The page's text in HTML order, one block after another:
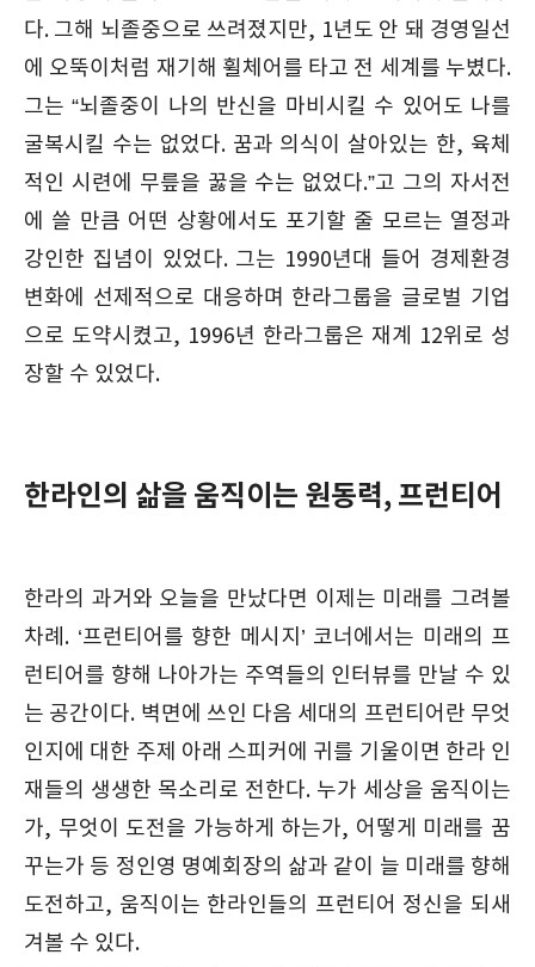
다. 그해 뇌졸중으로 쓰려졌지만, 1년도 안 돼 경영일선
에 오뚝이처럼 재기해 휠체어를 타고 전 세계를 누볐다.
그는 “뇌졸중이 나의 반신을 마비시킬 수 있어도 나를
굴복시킬 수는 없었다. 꿈과 의식이 살아있는 한, 육체
적인 시련에 무릎을 꿇을 수는 없었다.”고 그의 자서전
에 쓸 만큼 어떤 상황에서도 포기할 줄 모르는 열정과
강인한 집념이 있었다. 그는 1990년대 들어 경제환경
변화에 선제적으로 대응하며 한라그룹을 글로벌 기업
으로 도약시켰고, 1996년 한라그룹은 재계 12위로 성
장할 수 있었다.
한라인의 삶을 움직이는 원동력, 프런티어
한라의 과거와 오늘을 만났다면 이제는 미래를 그려볼
차례. ‘프런티어를 향한 메시지’ 코너에서는 미래의 프
런티어를 향해 나아가는 주역들의 인터뷰를 만날 수 있
는 공간이다. 벽면에 쓰인 다음 세대의 프런티어란 무엇
인지에 대한 주제 아래 스피커에 귀를 기울이면 한라 인
재들의 생생한 목소리로 전한다. 누가 세상을 움직이는
가, 무엇이 도전을 가능하게 하는가, 어떻게 미래를 꿈
꾸는가 등 정인영 명예회장의 삶과 같이 늘 미래를 향해
도전하고, 움직이는 한라인들의 프런티어 정신을 되새
겨볼 수 있다.